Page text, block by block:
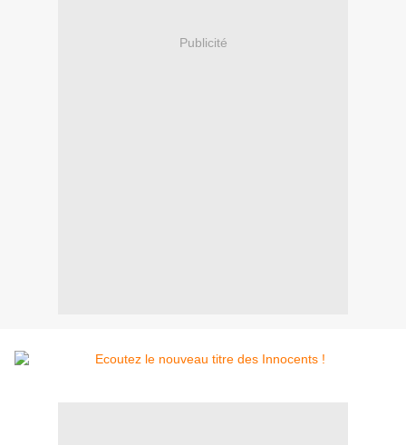
Publicité